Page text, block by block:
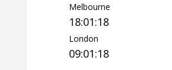
Melbourne
18:01:19
London
09:01:19